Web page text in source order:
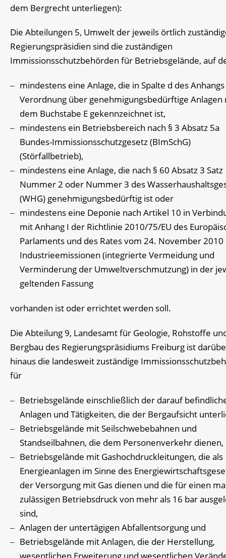
dem Bergrecht unterliegen):
Die Abteilungen 5, Umwelt der jeweils örtlich
Regierungspräsidien sind die zuständigen
Immissionsschutzbehörden für Betriebsgelände, auf
mindestens eine Anlage, die in Spalte d des
Verordnung über genehmigungsbedürftige Anlagen
dem Buchstabe E gekennzeichnet ist,
mindestens ein Betriebsbereich nach § 3 Absatz 5a
Bundes-Immissionsschutzgesetz (BImSchG)
(Störfallbetrieb),
mindestens eine Anlage, die nach § 60 Absatz 3 Satz
Nummer 2 oder Nummer 3 des
(WHG) genehmigungsbedürftig ist oder
mindestens eine Deponie nach Artikel 10 in
mit Anhang I der Richtlinie 2010/75/EU des
Parlaments und des Rates vom 24. November
Industrieemissionen (integrierte Vermeidung und
Verminderung der Umweltverschmutzung) in der
geltenden Fassung
vorhanden ist oder errichtet werden soll.
Die Abteilung 9, Landesamt für Geologie, Rohstoffe
Bergbau des Regierungspräsidiums Freiburg ist
hinaus die landesweit zuständige
für
Betriebsgelände einschließlich der darauf
Anlagen und Tätigkeiten, die der Bergaufsicht
Betriebsgelände mit Seilschwebebahnen und
Standseilbahnen, die dem Personenverkehr dienen,
Betriebsgelände mit Gashochdruckleitungen, die als
Energieanlagen im Sinne des
der Versorgung mit Gas dienen und die für einen
zulässigen Betriebsdruck von mehr als 16 bar
sind,
Anlagen der untertägigen Abfallentsorgung und
Betriebsgelände mit Anlagen, die der Herstellung,
wesentlichen Erweiterung und wesentlichen